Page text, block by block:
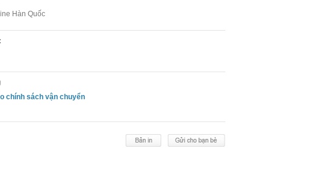
Hàn Quốc
chính sách vận chuyển